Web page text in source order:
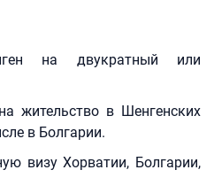
на двукратный или
жительство в Шенгенских
в Болгарии.
визу Хорватии, Болгарии,